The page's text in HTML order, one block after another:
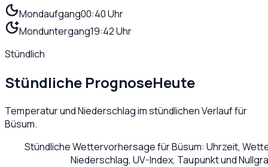
Mondaufgang00:40 Uhr
Monduntergang19:42 Uhr
Stündlich
Stündliche PrognoseHeute
Temperatur und Niederschlag im stündlichen Verlauf für
Büsum.
Stündliche Wettervorhersage fürBüsum: Uhrzeit,
Niederschlag, UV-Index, Taupunkt und